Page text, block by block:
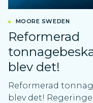
MOORE SWEDEN
Reformerad
blev det!
Reformerad
blev det!